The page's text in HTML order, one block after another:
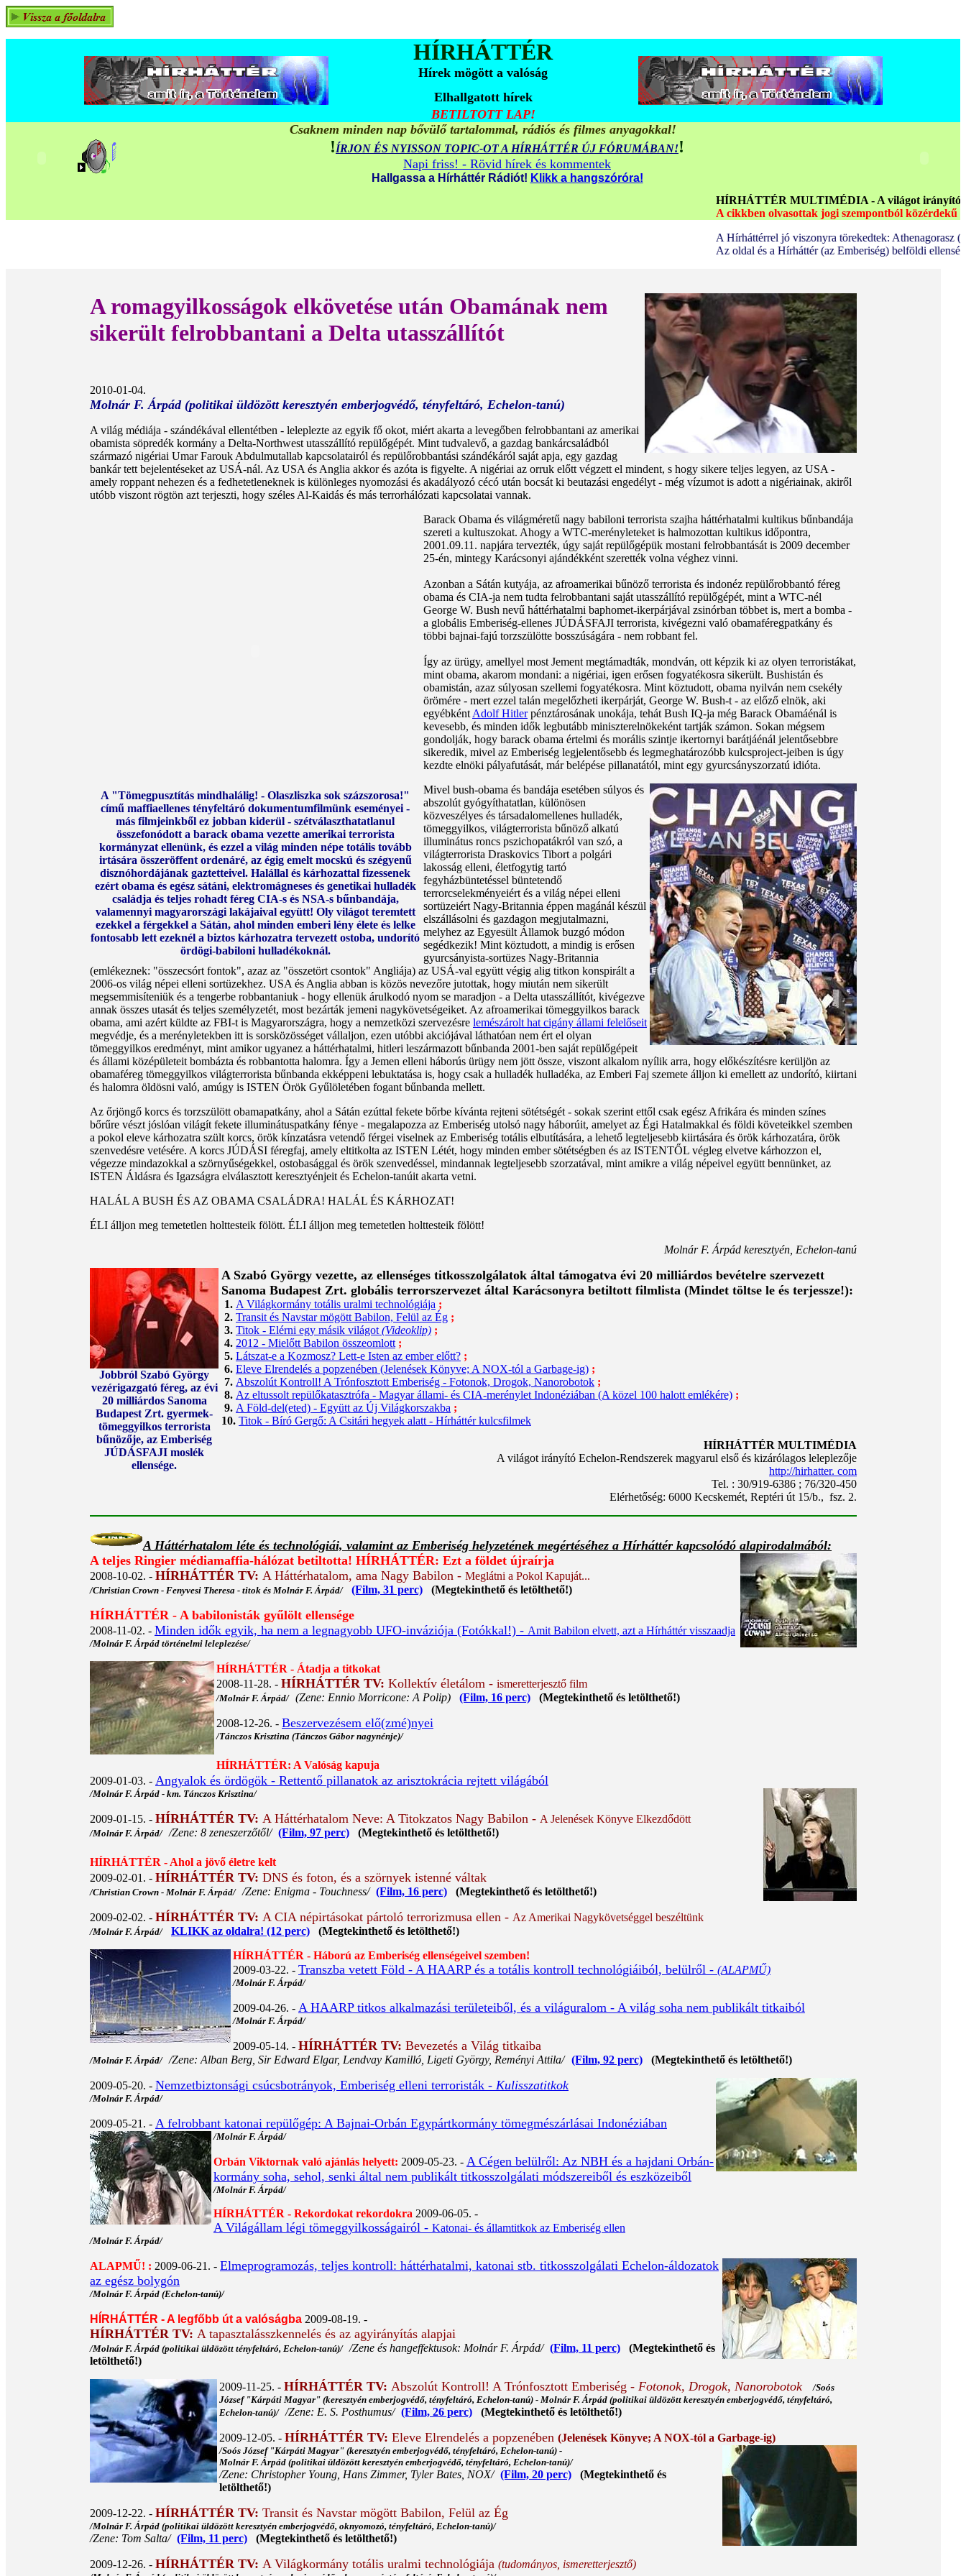
HÍRHÁTTÉR
Hírek mögött a valóság
Elhallgatott hírek
BETILTOTT LAP!
Csaknem minden nap bővülő tartalommal, rádiós és filmes anyagokkal!
!ÍRJON ÉS NYISSON TOPIC-OT A HÍRHÁTTÉR ÚJ FÓRUMÁBAN!!
Napi friss! - Rövid hírek és kommentek
Hallgassa a Hírháttér Rádiót! Klikk a hangszóróra!
HÍRHÁTTÉR MULTIMÉDIA - A világot irányító
A cikkben olvasottak jogi szempontból közérdekű
A Hírháttérrel jó viszonyra törekedtek: Athenagorasz
Az oldal és a Hírháttér (az Emberiség) belföldi ellenségei
A romagyilkosságok elkövetése után Obamának nem
sikerült felrobbantani a Delta utasszállítót
2010-01-04.
Molnár F. Árpád (politikai üldözött keresztyén emberjogvédő, tényfeltáró, Echelon-tanú)
A világ médiája - szándékával ellentétben - leleplezte az egyik fő okot, miért akarta a levegőben felrobbantani az amerikai
obamista söpredék kormány a Delta-Northwest utasszállító repülőgépét. Mint tudvalevő, a gazdag bankárcsaládból
származó nigériai Umar Farouk Abdulmutallab kapcsolatairól és repülőrobbantási szándékáról saját apja, egy gazdag
bankár tett bejelentéseket az USÁ-nál. Az USA és Anglia akkor és azóta is figyelte. A nigériai az orruk előtt végzett el mindent, s hogy sikere teljes legyen, az USA -
amely roppant nehezen és a fedhetetleneknek is különleges nyomozási és akadályozó cécó után bocsát ki beutazási engedélyt - még vízumot is adott a nigériainak, akiről
utóbb viszont rögtön azt terjeszti, hogy széles Al-Kaidás és más terrorhálózati kapcsolatai vannak.
A "Tömegpusztítás mindhalálig! - Olaszliszka sok százszorosa!"
című maffiaellenes tényfeltáró dokumentumfilmünk eseményei -
más filmjeinkből ez jobban kiderül - szétválaszthatatlanul
összefonódott a barack obama vezette amerikai terrorista
kormányzat ellenünk, és ezzel a világ minden népe totális tovább
irtására összeröffent ordenáré, az égig emelt mocskú és szégyenű
disznóhordájának gaztetteivel. Halállal és kárhozattal fizessenek
ezért obama és egész sátáni, elektromágneses és genetikai hulladék
családja és teljes rohadt féreg CIA-s és NSA-s bűnbandája,
valamennyi magyarországi lakájaival együtt! Oly világot teremtett
ezekkel a férgekkel a Sátán, ahol minden emberi lény élete és lelke
fontosabb lett ezeknél a biztos kárhozatra tervezett ostoba, undorító
ördögi-babiloni hulladékoknál.
Barack Obama és világméretű nagy babiloni terrorista szajha háttérhatalmi kultikus bűnbandája
szereti a kultuszokat. Ahogy a WTC-merényleteket is halmozottan kultikus időpontra,
2001.09.11. napjára tervezték, úgy saját repülőgépük mostani felrobbantását is 2009 december
25-én, mintegy Karácsonyi ajándékként szerették volna véghez vinni.
Azonban a Sátán kutyája, az afroamerikai bűnöző terrorista és indonéz repülőrobbantó féreg
obama és CIA-ja nem tudta felrobbantani saját utasszállító repülőgépét, mint a WTC-nél
George W. Bush nevű háttérhatalmi baphomet-ikerpárjával zsinórban többet is, mert a bomba -
a globális Emberiség-ellenes JÚDÁSFAJI terrorista, kivégezni való obamaféregpatkány és
többi bajnai-fajú torzszülötte bosszúságára - nem robbant fel.
Így az ürügy, amellyel most Jement megtámadták, mondván, ott képzik ki az olyen terroristákat,
mint obama, akarom mondani: a nigériai, igen erősen fogyatékosra sikerült. Bushistán és
obamistán, azaz súlyosan szellemi fogyatékosra. Mint köztudott, obama nyilván nem csekély
örömére - mert ezzel talán megelőzheti ikerpárját, George W. Bush-t - az előző elnök, aki
egyébként Adolf Hitlerpénztárosának unokája, tehát Bush IQ-ja még Barack Obamáénál is
kevesebb, és minden idők legbutább miniszterelnökeként tartják számon. Sokan mégsem
gondolják, hogy barack obama értelmi és morális szintje ikertornyi barátjáénál jelentősebbre
sikeredik, mivel az Emberiség legjelentősebb és legmeghatározóbb kulcsproject-jeiben is úgy
kezdte elnöki pályafutását, már belépése pillanatától, mint egy gyurcsányszorzatú idióta.
Mivel bush-obama és bandája esetében súlyos és
abszolút gyógyíthatatlan, különösen
közveszélyes és társadalomellenes hulladék,
tömeggyilkos, világterrorista bűnöző alkatú
illuminátus roncs pszichopatákról van szó, a
világterrorista Draskovics Tibort a polgári
lakosság elleni, életfogytig tartó
fegyházbüntetéssel büntetendő
terrorcselekményeiért és a világ népei elleni
sortüzeiért Nagy-Britannia éppen magánál készül
elszállásolni és gazdagon megjutalmazni,
melyhez az Egyesült Államok buzgó módon
segédkezik! Mint köztudott, a mindig is erősen
gyurcsányista-sortüzes Nagy-Britannia
(emlékeznek: "összecsórt fontok", azaz az "összetört csontok" Angliája) az USÁ-val együtt végig alig titkon konspirált a
2006-os világ népei elleni sortüzekhez. USA és Anglia abban is közös nevezőre jutottak, hogy miután nem sikerült
megsemmisíteniük és a tengerbe robbantaniuk - hogy ellenük árulkodó nyom se maradjon - a Delta utasszállítót, kivégezve
annak összes utasát és teljes személyzetét, most bezárták jemeni nagykövetségeiket. Az afroamerikai tömeggyilkos barack
obama, ami azért küldte az FBI-t is Magyarországra, hogy a nemzetközi szervezésre lemészárolt hat cigány állami felelőseit
megvédje, és a merényletekben itt is sorsközösséget vállaljon, ezen utóbbi akciójával láthatóan nem ért el olyan
tömeggyilkos eredményt, mint amikor ugyanez a háttérhatalmi, hitleri leszármazott bűnbanda 2001-ben saját repülőgépeit
és állami középületeit bombázta és robbantotta halomra. Így a Jemen elleni háborús ürügy nem jött össze, viszont alkalom nyílik arra, hogy előkészítésre kerüljön az
obamaféreg tömeggyilkos világterrorista bűnbanda ekképpeni lebuktatása is, hogy csak a hulladék hulladéka, az Emberi Faj szemete álljon ki emellett az undorító, kiirtani
és halomra öldösni való, amúgy is ISTEN Örök Gyűlöletében fogant bűnbanda mellett.
Az őrjöngő korcs és torzszülött obamapatkány, ahol a Sátán ezúttal fekete bőrbe kívánta rejteni sötétségét - sokak szerint ettől csak egész Afrikára és minden színes
bőrűre vészt jóslóan világít fekete illuminátuspatkány fénye - megalapozza az Emberiség utolsó nagy háborúit, amelyet az Égi Hatalmakkal és földi követeikkel szemben
a pokol eleve kárhozatra szült korcs, örök kínzatásra vetendő férgei viselnek az Emberiség totális elbutítására, a lehető legteljesebb kiirtására és örök kárhozatára, örök
szenvedésre vetésére. A korcs JÚDÁSI féregfaj, amely eltitkolta az ISTEN Létét, hogy minden ember sötétségben és az ISTENTŐL végleg elvetve kárhozzon el,
végezze mindazokkal a szörnyűségekkel, ostobasággal és örök szenvedéssel, mindannak legteljesebb szorzatával, mint amikre a világ népeivel együtt bennünket, az
ISTEN Áldásra és Igazságra elválasztott keresztyénjeit és Echelon-tanúit akarta vetni.
HALÁL A BUSH ÉS AZ OBAMA CSALÁDRA! HALÁL ÉS KÁRHOZAT!
ÉLI álljon meg temetetlen holttesteik fölött. ÉLI álljon meg temetetlen holttesteik fölött!
Molnár F. Árpád keresztyén, Echelon-tanú
Jobbról Szabó György
vezérigazgató féreg, az évi
20 milliárdos Sanoma
Budapest Zrt. gyermek-
tömeggyilkos terrorista
bűnözője, az Emberiség
JÚDÁSFAJI moslék
ellensége.
A Szabó György vezette, az ellenséges titkosszolgálatok által támogatva évi 20 milliárdos bevételre szervezett
Sanoma Budapest Zrt. globális terrorszervezet által Karácsonyra betiltott filmlista (Mindet töltse le és terjessze!):
1. A Világkormány totális uralmi technológiája ;
2. Transit és Navstar mögött Babilon, Felül az Ég ;
3. Titok - Elérni egy másik világot (Videoklip) ;
4. 2012 - Mielőtt Babilon összeomlott ;
5. Látszat-e a Kozmosz? Lett-e Isten az ember előtt? ;
6. Eleve Elrendelés a popzenében (Jelenések Könyve; A NOX-tól a Garbage-ig) ;
7. Abszolút Kontroll! A Trónfosztott Emberiség - Fotonok, Drogok, Nanorobotok ;
8. Az eltussolt repülőkatasztrófa - Magyar állami- és CIA-merénylet Indonéziában (A közel 100 halott emlékére) ;
9. A Föld-del(eted) - Együtt az Új Világkorszakba ;
10. Titok - Bíró Gergő: A Csitári hegyek alatt - Hírháttér kulcsfilmek
HÍRHÁTTÉR MULTIMÉDIA
A világot irányító Echelon-Rendszerek magyarul első és kizárólagos leleplezője
http://hirhatter. com
Tel. : 30/919-6386 ; 76/320-450
Elérhetőség: 6000 Kecskemét, Reptéri út 15/b., fsz. 2.
A Háttérhatalom léte és technológiái, valamint az Emberiség helyzetének megértéséhez a Hírháttér kapcsolódó alapirodalmából:
A teljes Ringier médiamaffia-hálózat betiltotta! HÍRHÁTTÉR: Ezt a földet újraírja
2008-10-02. - HÍRHÁTTÉR TV: A Háttérhatalom, ama Nagy Babilon - Meglátni a Pokol Kapuját...
/Christian Crown - Fenyvesi Theresa - titok és Molnár F. Árpád/ (Film, 31 perc) (Megtekinthető és letölthető!)
HÍRHÁTTÉR - A babilonisták gyűlölt ellensége
2008-11-02. - Minden idők egyik, ha nem a legnagyobb UFO-inváziója (Fotókkal!) - Amit Babilon elvett, azt a Hírháttér visszaadja
/Molnár F. Árpád történelmi leleplezése/
HÍRHÁTTÉR - Átadja a titkokat
2008-11-28. - HÍRHÁTTÉR TV: Kollektív életálom - ismeretterjesztő film
/Molnár F. Árpád/ (Zene: Ennio Morricone: A Polip) (Film, 16 perc) (Megtekinthető és letölthető!)
2008-12-26. - Beszervezésem elő(zmé)nyei
/Tánczos Krisztina (Tánczos Gábor nagynénje)/
HÍRHÁTTÉR: A Valóság kapuja
2009-01-03. - Angyalok és ördögök - Rettentő pillanatok az arisztokrácia rejtett világából
/Molnár F. Árpád - km. Tánczos Krisztina/
2009-01-15. - HÍRHÁTTÉR TV: A Háttérhatalom Neve: A Titokzatos Nagy Babilon - A Jelenések Könyve Elkezdődött
/Molnár F. Árpád//Zene: 8 zeneszerzőtől/ (Film, 97 perc) (Megtekinthető és letölthető!)
HÍRHÁTTÉR - Ahol a jövő életre kelt
2009-02-01. - HÍRHÁTTÉR TV: DNS és foton, és a szörnyek istenné váltak
/Christian Crown - Molnár F. Árpád//Zene: Enigma - Touchness/ (Film, 16 perc) (Megtekinthető és letölthető!)
2009-02-02. - HÍRHÁTTÉR TV: A CIA népirtásokat pártoló terrorizmusa ellen - Az Amerikai Nagykövetséggel beszéltünk
/Molnár F. Árpád/ KLIKK az oldalra! (12 perc) (Megtekinthető és letölthető!)
HÍRHÁTTÉR - Háború az Emberiség ellenségeivel szemben!
2009-03-22. - Transzba vetett Föld - A HAARP és a totális kontroll technológiáiból, belülről - (ALAPMŰ)
/Molnár F. Árpád/
2009-04-26. - A HAARP titkos alkalmazási területeiből, és a világuralom - A világ soha nem publikált titkaiból
/Molnár F. Árpád/
2009-05-14. - HÍRHÁTTÉR TV: Bevezetés a Világ titkaiba
/Molnár F. Árpád//Zene: Alban Berg, Sir Edward Elgar, Lendvay Kamilló, Ligeti György, Reményi Attila/ (Film, 92 perc) (Megtekinthető és letölthető!)
2009-05-20. - Nemzetbiztonsági csúcsbotrányok, Emberiség elleni terroristák - Kulisszatitkok
/Molnár F. Árpád/
2009-05-21. - A felrobbant katonai repülőgép: A Bajnai-Orbán Egypártkormány tömegmészárlásai Indonéziában
/Molnár F. Árpád/
Orbán Viktornak való ajánlás helyett: 2009-05-23. - A Cégen belülről: Az NBH és a hajdani Orbán-
kormány soha, sehol, senki által nem publikált titkosszolgálati módszereiből és eszközeiből
/Molnár F. Árpád/
HÍRHÁTTÉR - Rekordokat rekordokra 2009-06-05. -
A Világállam légi tömeggyilkosságairól - Katonai- és államtitkok az Emberiség ellen
/Molnár F. Árpád/
ALAPMŰ! : 2009-06-21. - Elmeprogramozás, teljes kontroll: háttérhatalmi, katonai stb. titkosszolgálati Echelon-áldozatok
az egész bolygón
/Molnár F. Árpád (Echelon-tanú)/
HÍRHÁTTÉR - A legfőbb út a valóságba 2009-08-19. -
HÍRHÁTTÉR TV: A tapasztalásszkennelés és az agyirányítás alapjai
/Molnár F. Árpád (politikai üldözött tényfeltáró, Echelon-tanú)//Zene és hangeffektusok: Molnár F. Árpád/ (Film, 11 perc) (Megtekinthető és
letölthető!)
2009-11-25. - HÍRHÁTTÉR TV: Abszolút Kontroll! A Trónfosztott Emberiség - Fotonok, Drogok, Nanorobotok/Soós
József "Kárpáti Magyar" (keresztyén emberjogvédő, tényfeltáró, Echelon-tanú) - Molnár F. Árpád (politikai üldözött keresztyén emberjogvédő, tényfeltáró,
Echelon-tanú)//Zene: E. S. Posthumus/ (Film, 26 perc) (Megtekinthető és letölthető!)
2009-12-05. - HÍRHÁTTÉR TV: Eleve Elrendelés a popzenében (Jelenések Könyve; A NOX-tól a Garbage-ig)
/Soós József "Kárpáti Magyar" (keresztyén emberjogvédő, tényfeltáró, Echelon-tanú) -
Molnár F. Árpád (politikai üldözött keresztyén emberjogvédő, tényfeltáró, Echelon-tanú)/
/Zene: Christopher Young, Hans Zimmer, Tyler Bates, NOX/ (Film, 20 perc) (Megtekinthető és
letölthető!)
2009-12-22. - HÍRHÁTTÉR TV: Transit és Navstar mögött Babilon, Felül az Ég
/Molnár F. Árpád (politikai üldözött keresztyén emberjogvédő, oknyomozó, tényfeltáró, Echelon-tanú)/
/Zene: Tom Salta/ (Film, 11 perc) (Megtekinthető és letölthető!)
2009-12-26. - HÍRHÁTTÉR TV: A Világkormány totális uralmi technológiája (tudományos, ismeretterjesztő)